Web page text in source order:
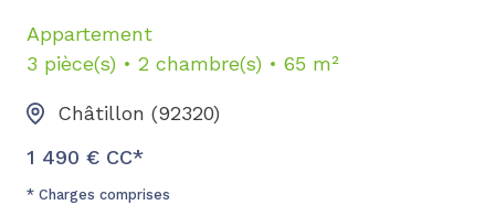
Appartement
3 pièce(s)
2 chambre(s) 65 m²
Châtillon (92320)
1 490 € CC*
* Charges comprises